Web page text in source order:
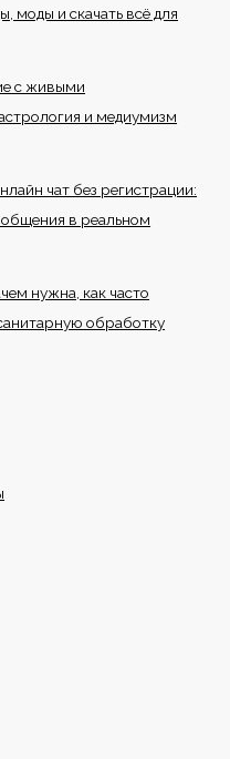
моды и скачать всё для
с живыми
и медиумизм
чат без регистрации:
общения в реальном
нужна, как часто
обработку